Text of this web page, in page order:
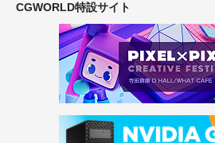
CGWORLD特設サイト